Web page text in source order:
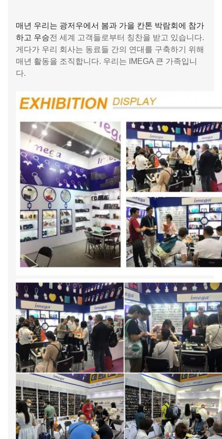
매년 우리는 광저우에서 봄과 가을 칸톤 박람회에 참가
하고 우승전 세계 고객들로부터 칭찬을 받고 있습니다.
게다가 우리 회사는 동료들 간의 연대를 구축하기 위해
매년 활동을 조직합니다. 우리는 IMEGA 큰 가족입니
다.